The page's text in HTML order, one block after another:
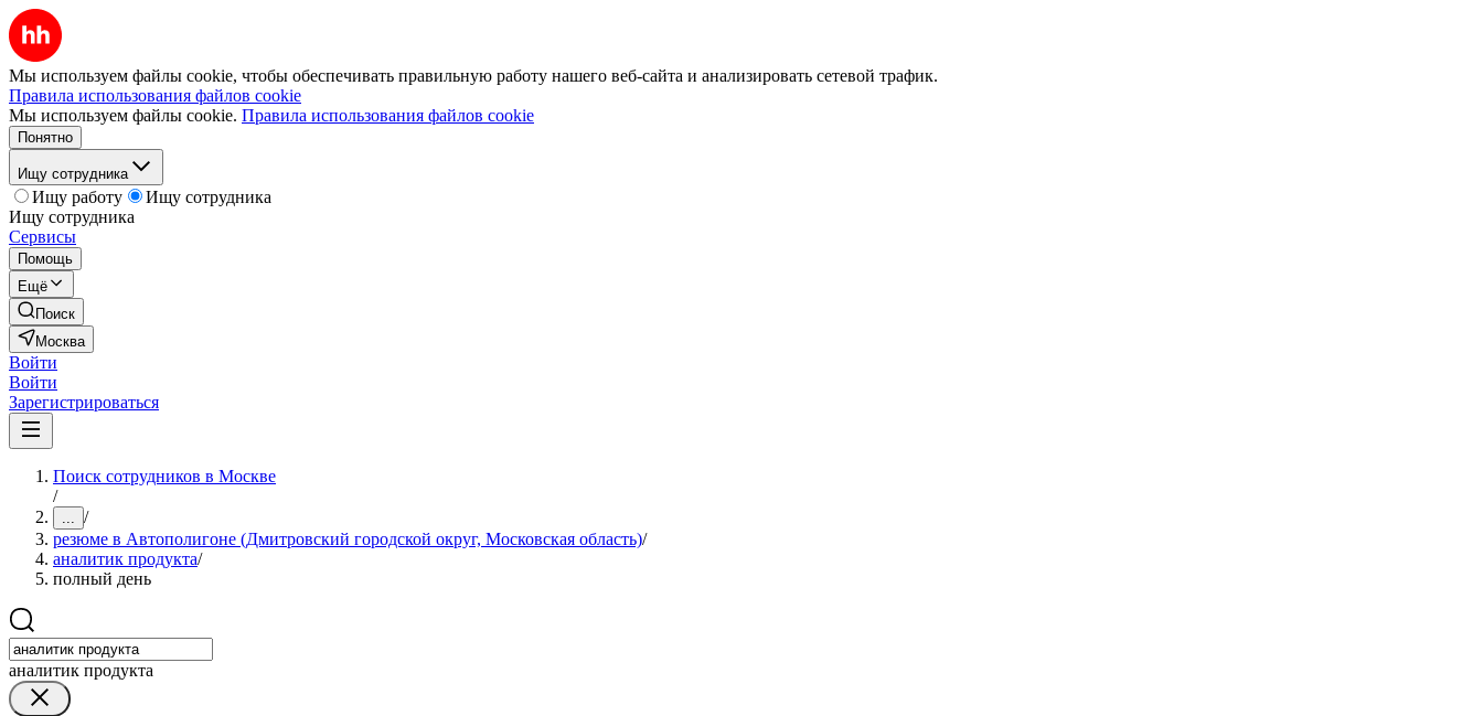
Мы используем файлы cookie, чтобы обеспечивать правильную работу нашего веб-сайта и анализировать сетевой трафик.
Правила использования файлов cookie
Мы используем файлы cookie. Правила использования файлов cookie
Понятно
Ищу сотрудника
Ищу работу
Ищу сотрудника
Ищу сотрудника
Сервисы
Помощь
Ещё
Поиск
Москва
Войти
Войти
Зарегистрироваться
Поиск сотрудников в Москве
/
... /
резюме в Автополигоне (Дмитровский городской округ, Московская область)/
аналитик продукта/
полный день
аналитик продукта